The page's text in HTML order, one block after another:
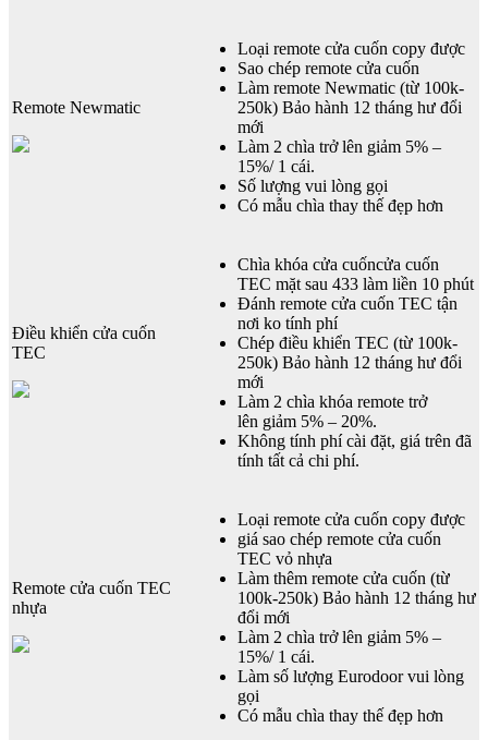
Remote Newmatic
Loại remote cửa cuốn copy được
Sao chép remote cửa cuốn
Làm remote Newmatic (từ 100k-
250k) Bảo hành 12 tháng hư đổi
mới
Làm 2 chìa trở lên giảm 5% –
15%/ 1 cái.
Số lượng vui lòng gọi
Có mẫu chìa thay thế đẹp hơn
Điều khiển cửa cuốn
TEC
Chìa khóa cửa cuốncửa cuốn
TEC mặt sau 433 làm liền 10 phút
Đánh remote cửa cuốn TEC tận
nơi ko tính phí
Chép điều khiển TEC (từ 100k-
250k) Bảo hành 12 tháng hư đổi
mới
Làm 2 chìa khóa remote trở
lên giảm 5% – 20%.
Không tính phí cài đặt, giá trên đã
tính tất cả chi phí.
Remote cửa cuốn TEC
nhựa
Loại remote cửa cuốn copy được
giá sao chép remote cửa cuốn
TEC vỏ nhựa
Làm thêm remote cửa cuốn (từ
100k-250k) Bảo hành 12 tháng hư
đổi mới
Làm 2 chìa trở lên giảm 5% –
15%/ 1 cái.
Làm số lượng Eurodoor vui lòng
gọi
Có mẫu chìa thay thế đẹp hơn